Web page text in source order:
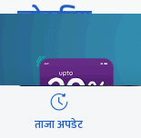
लोकप्रिय
२४ घण्टा यो साता
ताजा अपडेट